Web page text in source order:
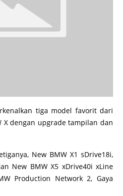
tiga model favorit dari
X dengan upgrade tampilan dan
New BMW X1 sDrive18i,
New BMW X5 xDrive40i xLine
Production Network 2, Gaya